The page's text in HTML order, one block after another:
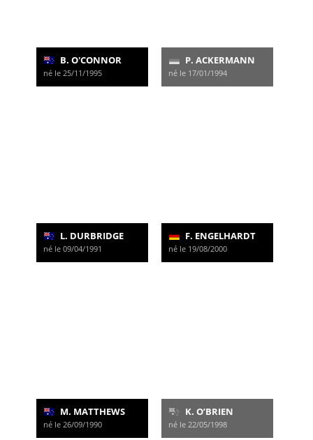
B. O'CONNOR
né le 25/11/1995
P. ACKERMANN
né le 17/01/1994
L. DURBRIDGE
né le 09/04/1991
F. ENGELHARDT
né le 19/08/2000
M. MATTHEWS
né le 26/09/1990
K. O’BRIEN
né le 22/05/1998